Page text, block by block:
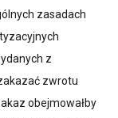
zasadach
z
zwrotu
obejmowałby